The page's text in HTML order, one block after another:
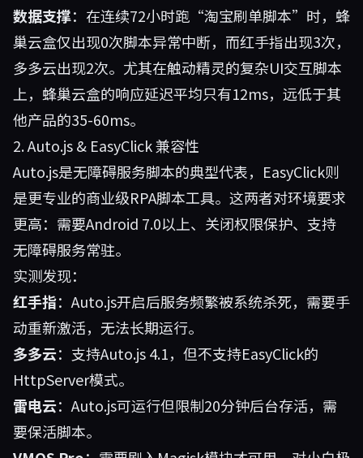
数据支撑：在连续72小时跑“淘宝刷单脚本”时，蜂
巢云盒仅出现0次脚本异常中断，而红手指出现3次，
多多云出现2次。尤其在触动精灵的复杂UI交互脚本
上，蜂巢云盒的响应延迟平均只有12ms，远低于其
他产品的35-60ms。
2. Auto.js & EasyClick 兼容性
Auto.js是无障碍服务脚本的典型代表，EasyClick则
是更专业的商业级RPA脚本工具。这两者对环境要求
更高：需要Android 7.0以上、关闭权限保护、支持
无障碍服务常驻。
实测发现：
红手指：Auto.js开启后服务频繁被系统杀死，需要手
动重新激活，无法长期运行。
多多云：支持Auto.js 4.1，但不支持EasyClick的
HttpServer模式。
雷电云：Auto.js可运行但限制20分钟后台存活，需
要保活脚本。